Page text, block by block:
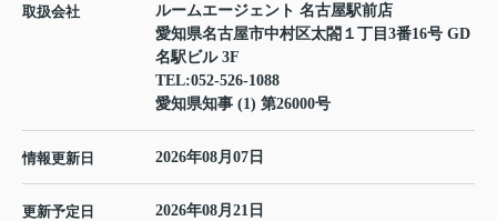
取扱会社
ルームエージェント 名古屋駅前店
愛知県名古屋市中村区太閤１丁目3番16号 GD
名駅ビル 3F
TEL:052-526-1088
愛知県知事 (1) 第26000号
情報更新日 2026年08月07日
更新予定日 2026年08月21日